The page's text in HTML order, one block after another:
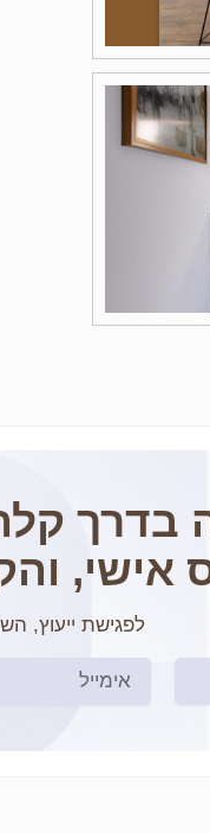
בדרך
אישי,
לפגישת ייעוץ,